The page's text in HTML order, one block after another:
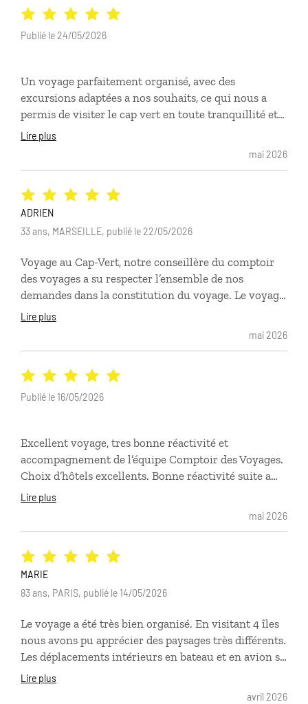
Un voyage parfaitement organisé, avec des
excursions adaptées a nos souhaits, ce qui nous a
permis de visiter le cap vert en toute tranquillité et
de profiter pleinement des paysages sublimes et des
Lire plus
mai 2026
Publié le 24/05/2026
Voyage au Cap-Vert, notre conseillère du comptoir
des voyages a su respecter l’ensemble de nos
demandes dans la constitution du voyage. Le voyage
était d’une grande qualité, tout a été parfait ! Je
recommande ce voyagiste. Nous repartirons avec
Lire plus
mai 2026
ADRIEN
33 ans, MARSEILLE, publié le 22/05/2026
Excellent voyage, tres bonne réactivité et
accompagnement de l’équipe Comptoir des Voyages.
Choix d’hôtels excellents. Bonne réactivité suite a
une incompréhension le premier jour. L’appli Luciole
Lire plus
mai 2026
Publié le 16/05/2026
Le voyage a été très bien organisé. En visitant 4 îles
nous avons pu apprécier des paysages très différents.
Les déplacements intérieurs en bateau et en avion se
sont très bien passés. Les rencontres avec les
welcome hosts, les hôtes francophones, nous ont
Lire plus
avril 2026
MARIE
83 ans, PARIS, publié le 14/05/2026